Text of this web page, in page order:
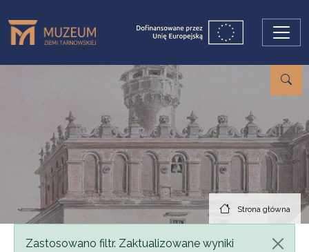
Strona główna
Komunikat
Zastosowano filtr. Zaktualizowane wyniki